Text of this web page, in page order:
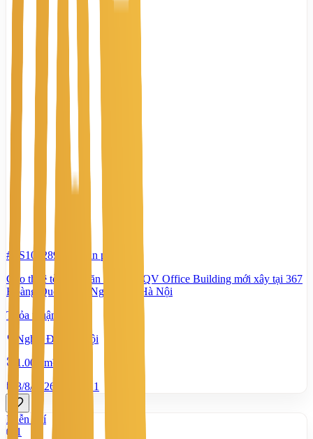
#TS10928979
Văn phòng
Cho thuê tòa nhà văn phòng HQV Office Building mới xây tại 367
Hoàng Quốc Việt, Nghĩa Đô, Hà Nội
Thỏa thuận
Nghĩa Đô, Hà Nội
1.000 m²
3/8/2026
211
Miễn phí
1